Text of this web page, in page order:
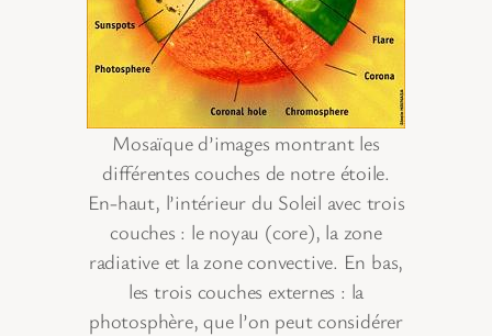
Mosaïque d’images montrant les
différentes couches de notre étoile.
En-haut, l’intérieur du Soleil avec trois
couches : le noyau (core), la zone
radiative et la zone convective. En bas,
les trois couches externes : la
photosphère, que l’on peut considérer